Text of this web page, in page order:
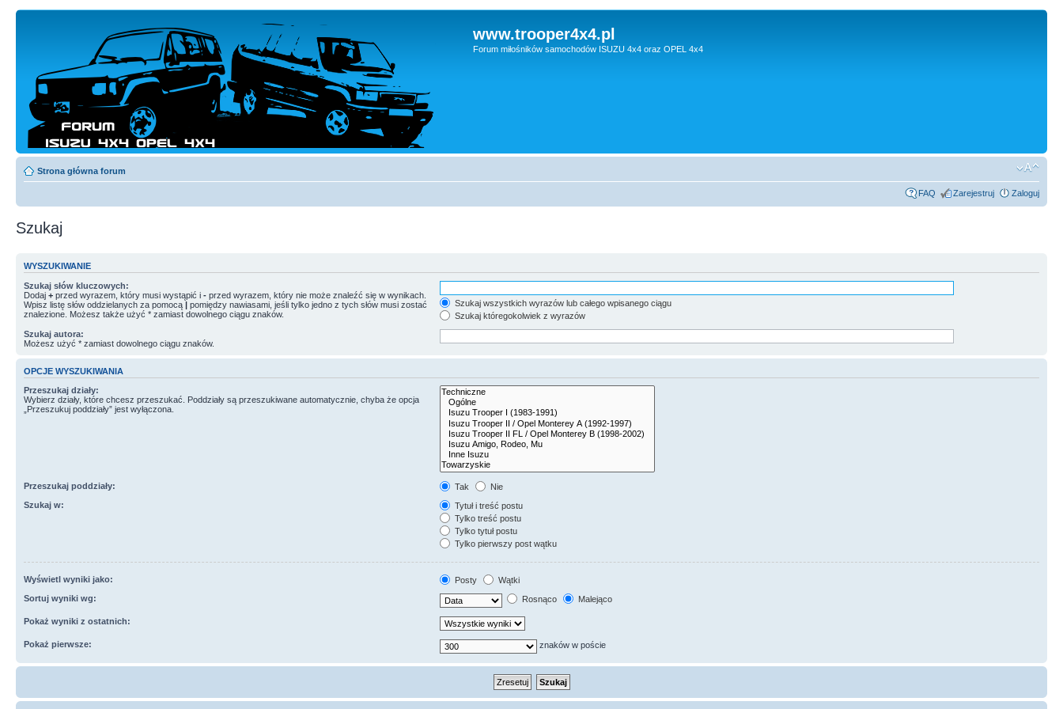
www.trooper4x4.pl
Forum miłośników samochodów ISUZU 4x4 oraz OPEL 4x4
Strona główna forum
FAQ Zarejestruj Zaloguj
Szukaj
WYSZUKIWANIE
Szukaj słów kluczowych:
Dodaj + przed wyrazem, który musi wystąpić i - przed wyrazem, który nie może znaleźć się w wynikach.
Wpisz listę słów oddzielanych za pomocą | pomiędzy nawiasami, jeśli tylko jedno z tych słów musi zostać
znalezione. Możesz także użyć * zamiast dowolnego ciągu znaków.
Szukaj wszystkich wyrazów lub całego wpisanego ciągu
Szukaj któregokolwiek z wyrazów
Szukaj autora:
Możesz użyć * zamiast dowolnego ciągu znaków.
OPCJE WYSZUKIWANIA
Przeszukaj działy:
Wybierz działy, które chcesz przeszukać. Poddziały są przeszukiwane automatycznie, chyba że opcja
„Przeszukuj poddziały” jest wyłączona.
Przeszukaj poddziały: Tak
Nie
Szukaj w:
Tytuł i treść postu
Tylko treść postu
Tylko tytuł postu
Tylko pierwszy post wątku
Wyświetl wyniki jako: Posty
Wątki
Sortuj wyniki wg:
Rosnąco Malejąco
Pokaż wyniki z ostatnich:
Pokaż pierwsze: znaków w poście